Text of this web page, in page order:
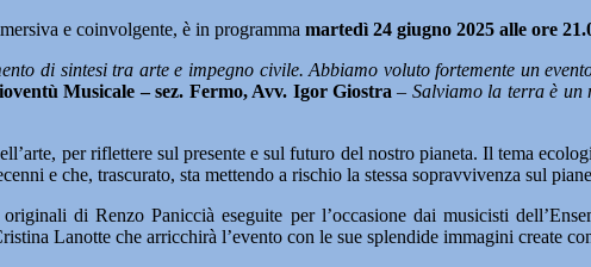
e coinvolgente, è in programma martedì 24 giugno 2025 alle ore
di sintesi tra arte e impegno civile. Abbiamo voluto fortemente un
Musicale – sez. Fermo, Avv. Igor Giostra – Salviamo la terra è un
per riflettere sul presente e sul futuro del nostro pianeta. Il tema
e che, trascurato, sta mettendo a rischio la stessa sopravvivenza sul
di Renzo Paniccià eseguite per l’occasione dai musicisti
Lanotte che arricchirà l’evento con le sue splendide immagini create